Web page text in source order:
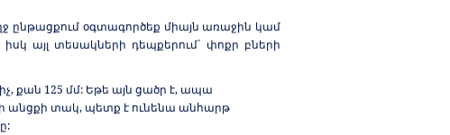
ընթացքում օգտագործեք միայն առաջին կամ
այլ տեսակների դեպքերում` փոքր բների
քան 125 մմ: Եթե այն ցածր է, ապա
անցքի տակ, պետք է ունենա անհարթ